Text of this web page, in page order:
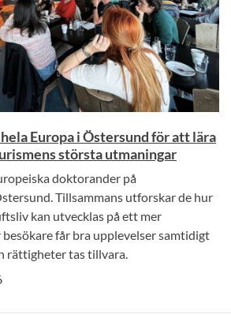
Europa i Östersund för att lära
största utmaningar
doktorander på
Tillsammans utforskar de hur
kan utvecklas på ett mer
får bra upplevelser samtidigt
rättigheter tas tillvara.